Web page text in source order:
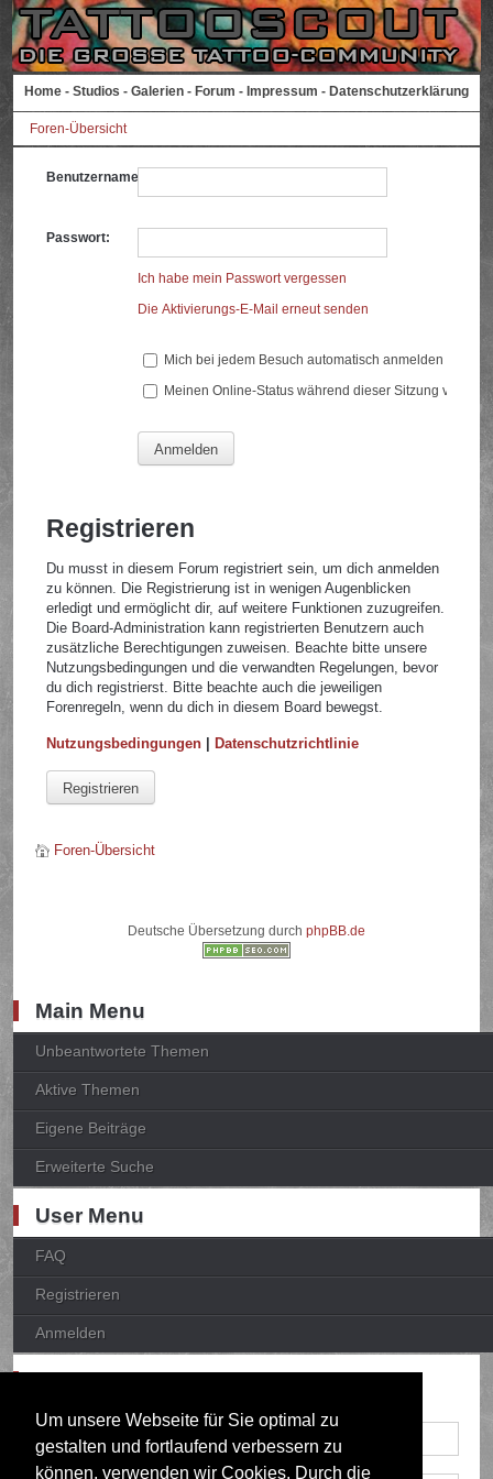
Um unsere Webseite für Sie optimal zu
gestalten und fortlaufend verbessern zu
können, verwenden wir Cookies. Durch die
Home - Studios - Galerien - Forum - Impressum - Datenschutzerklärung
Foren-Übersicht
Benutzername:
Passwort:
Ich habe mein Passwort vergessen
Die Aktivierungs-E-Mail erneut senden
Mich bei jedem Besuch automatisch anmelden
Meinen Online-Status während dieser Sitzung
Registrieren
Du musst in diesem Forum registriert sein, um dich anmelden
zu können. Die Registrierung ist in wenigen Augenblicken
erledigt und ermöglicht dir, auf weitere Funktionen zuzugreifen.
Die Board-Administration kann registrierten Benutzern auch
zusätzliche Berechtigungen zuweisen. Beachte bitte unsere
Nutzungsbedingungen und die verwandten Regelungen, bevor
du dich registrierst. Bitte beachte auch die jeweiligen
Forenregeln, wenn du dich in diesem Board bewegst.
Nutzungsbedingungen |Datenschutzrichtlinie
Registrieren
Foren-Übersicht
Deutsche Übersetzung durch phpBB.de
Main Menu
Unbeantwortete Themen
Aktive Themen
Eigene Beiträge
Erweiterte Suche
User Menu
FAQ
Registrieren
Anmelden